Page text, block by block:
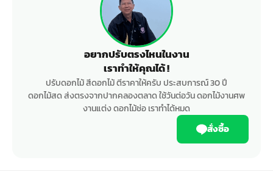
อยากปรับตรงไหนในงาน
เราทำให้คุณได้ !
ปรับดอกไม้ สีดอกไม้ ตีราคาให้ครับ ประสบการณ์ 30 ปี
ดอกไม้สด ส่งตรงจากปากคลองตลาด ใช้วันต่อวัน ดอกไม้งานศพ
งานแต่ง ดอกไม้ช่อ เราทำได้หมด
สั่งซื้อ